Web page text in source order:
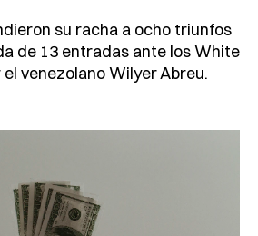
su racha a ocho triunfos
de 13 entradas ante los White
venezolano Wilyer Abreu.